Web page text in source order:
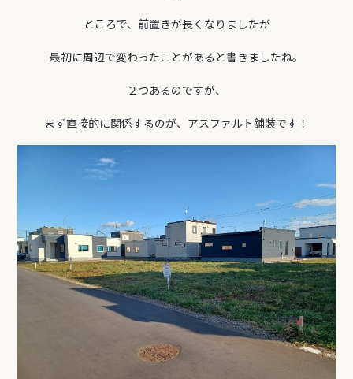
ところで、前置きが長くなりましたが
最初に周辺で変わったことがあると書きましたね。
２つあるのですが、
まず直接的に関係するのが、アスファルト舗装です！